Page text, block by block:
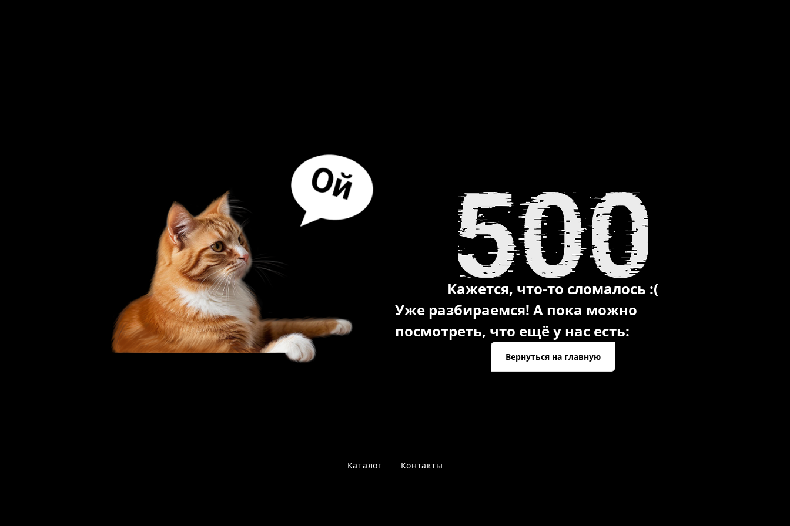
Кажется, что-то сломалось :(
Уже разбираемся! А пока можно
посмотреть, что ещё у нас есть:
Вернуться на главную
Каталог Контакты